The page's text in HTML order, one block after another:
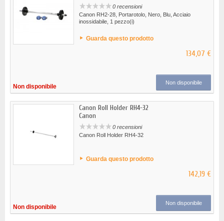
0 recensioni
Canon RH2-28, Portarotolo, Nero, Blu, Acciaio
inossidabile, 1 pezzo(i)
Guarda questo prodotto
134,07 €
Non disponibile
Non disponibile
Canon Roll Holder RH4-32
Canon
0 recensioni
Canon Roll Holder RH4-32
Guarda questo prodotto
142,19 €
Non disponibile
Non disponibile